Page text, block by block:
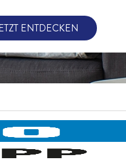
ENTDECKEN